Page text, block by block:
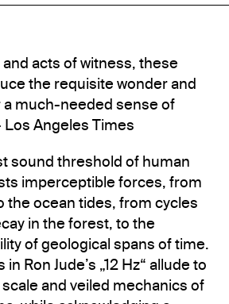
acts of witness, these
the requisite wonder and
much-needed sense of
Los Angeles Times
sound threshold of human
imperceptible forces, from
the ocean tides, from cycles
in the forest, to the
of geological spans of time.
Ron Jude’s „12 Hz“ allude to
and veiled mechanics of